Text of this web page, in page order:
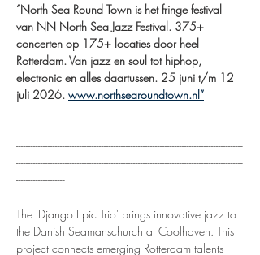
“North Sea Round Town is het fringe festival
van NN North Sea Jazz Festival. 375+
concerten op 175+ locaties door heel
Rotterdam. Van jazz en soul tot hiphop,
electronic en alles daartussen. 25 juni t/m 12
juli 2026. www.northsearoundtown.nl”
---------------------------------------------------------------------------------------------
---------------------------------------------------------------------------------------------
--------------------
The 'Django Epic Trio' brings innovative jazz to
the Danish Seamanschurch at Coolhaven. This
project connects emerging Rotterdam talents